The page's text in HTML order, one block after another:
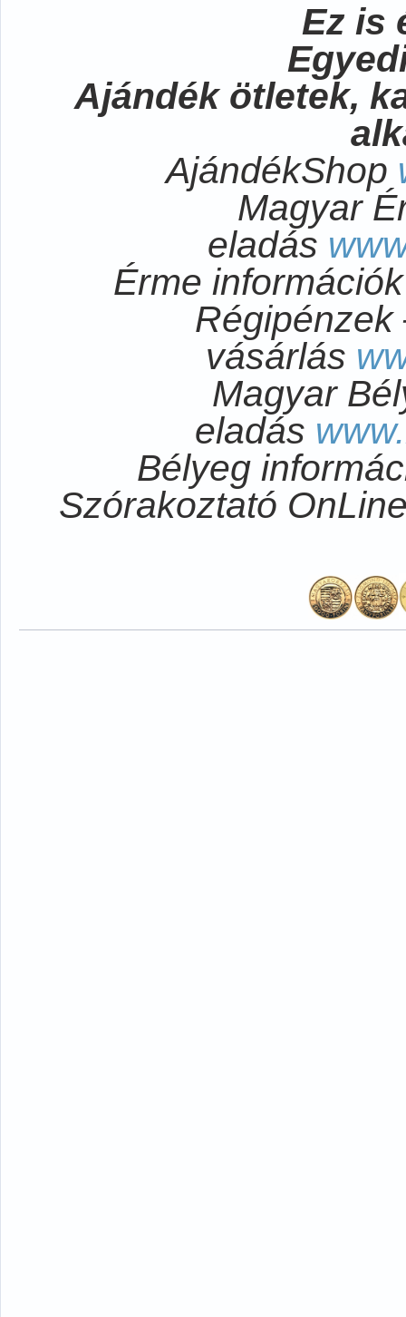
Ez is
Ajándék ötletek,
AjándékShop
Magyar
eladás
Érme
Régipénzek
vásárlás
Magyar
eladás
Bélyeg
Szórakoztató